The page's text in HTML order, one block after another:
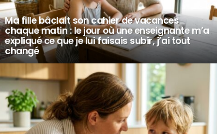
Ma fille bâclait son cahier de vacances
chaque matin : le jour où une enseignante m’a
expliqué ce que je lui faisais subir, j’ai tout
changé